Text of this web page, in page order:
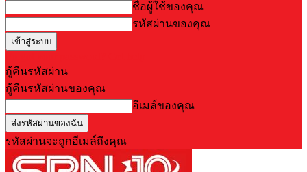
ชื่อผู้ใช้ของคุณ
รหัสผ่านของคุณ
กู้คืนรหัสผ่าน
กู้คืนรหัสผ่านของคุณ
อีเมล์ของคุณ
รหัสผ่านจะถูกอีเมล์ถึงคุณ